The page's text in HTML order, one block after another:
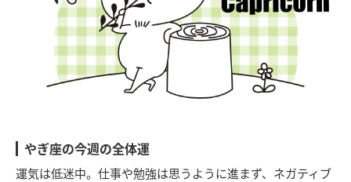
やぎ座の今週の全体運
運気は低迷中。仕事や勉強は思うように進まず、ネガティブ